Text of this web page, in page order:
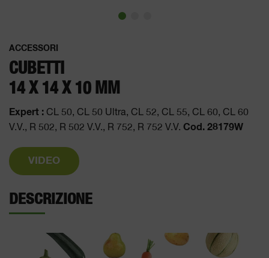
ACCESSORI
CUBETTI
14 X 14 X 10 MM
Expert : CL 50, CL 50 Ultra, CL 52, CL 55, CL 60, CL 60
V.V., R 502, R 502 V.V., R 752, R 752 V.V. Cod. 28179W
VIDEO
DESCRIZIONE